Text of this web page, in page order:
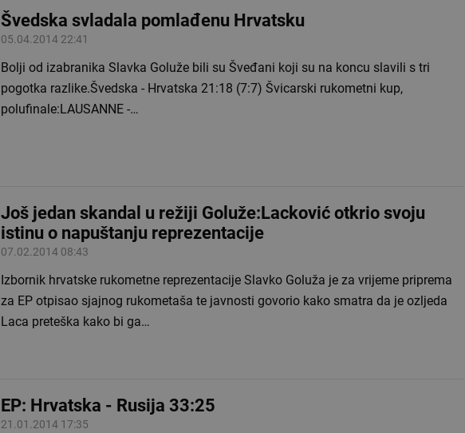
Švedska svladala pomlađenu Hrvatsku
05.04.2014 22:41
Bolji od izabranika Slavka Goluže bili su Šveđani koji su na koncu slavili s tri
pogotka razlike.Švedska - Hrvatska 21:18 (7:7) Švicarski rukometni kup,
polufinale:LAUSANNE -…
Još jedan skandal u režiji Goluže:Lacković otkrio svoju
istinu o napuštanju reprezentacije
07.02.2014 08:43
Izbornik hrvatske rukometne reprezentacije Slavko Goluža je za vrijeme priprema
za EP otpisao sjajnog rukometaša te javnosti govorio kako smatra da je ozljeda
Laca preteška kako bi ga…
EP: Hrvatska - Rusija 33:25
21.01.2014 17:35